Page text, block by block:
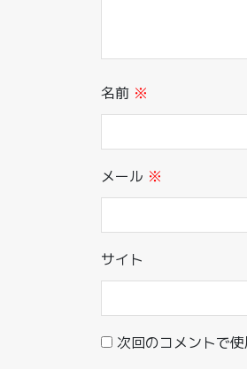
名前 ※
メール ※
サイト
次回のコメントで